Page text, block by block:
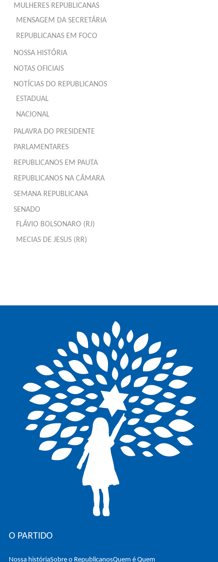
MULHERES REPUBLICANAS
MENSAGEM DA SECRETÁRIA
REPUBLICANAS EM FOCO
NOSSA HISTÓRIA
NOTAS OFICIAIS
NOTÍCIAS DO REPUBLICANOS
ESTADUAL
NACIONAL
PALAVRA DO PRESIDENTE
PARLAMENTARES
REPUBLICANOS EM PAUTA
REPUBLICANOS NA CÂMARA
SEMANA REPUBLICANA
SENADO
FLÁVIO BOLSONARO (RJ)
MECIAS DE JESUS (RR)
O PARTIDO
Nossa históriaSobre o RepublicanosQuem é Quem